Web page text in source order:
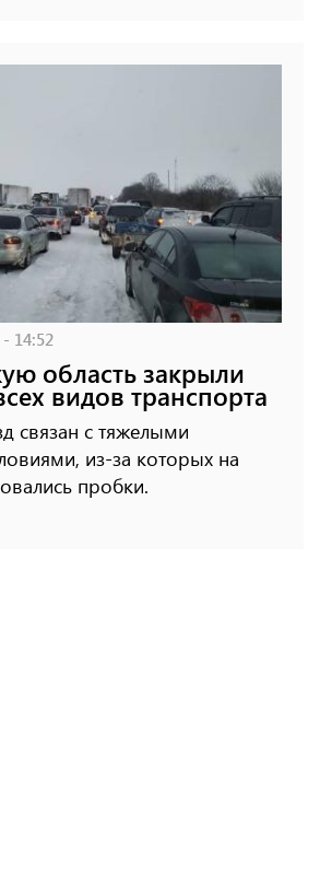
14:52
область закрыли
видов транспорта
связан с тяжелыми
из-за которых на
пробки.